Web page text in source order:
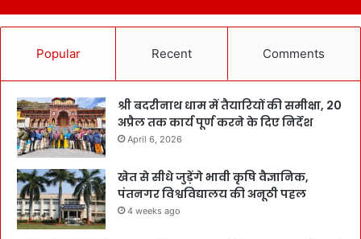
Popular Recent Comments
श्री बदरीनाथ धाम में तैयारियों की समीक्षा, 20
अप्रैल तक कार्य पूर्ण करने के दिए निर्देश
April 6, 2026
खेत से सीधे जुड़ेंगे भावी कृषि वैज्ञानिक,
पंतनगर विश्वविद्यालय की अनूठी पहल
4 weeks ago